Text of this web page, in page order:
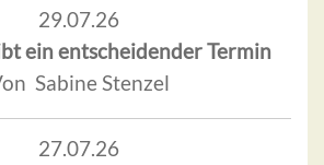
29.07.26
ein entscheidender Termin
Sabine Stenzel
27.07.26